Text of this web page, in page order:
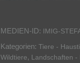
MEDIEN-ID: IMIG-
Kategorien: Tiere -
Wildtiere, Landschaften -